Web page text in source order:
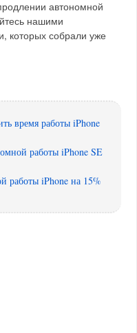
автономной
нашими
которых собрали уже
время работы iPhone
работы iPhone SE
работы iPhone на 15%